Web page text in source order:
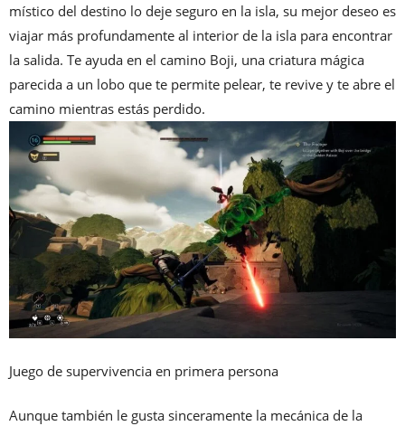
místico del destino lo deje seguro en la isla, su mejor deseo es
viajar más profundamente al interior de la isla para encontrar
la salida. Te ayuda en el camino Boji, una criatura mágica
parecida a un lobo que te permite pelear, te revive y te abre el
camino mientras estás perdido.
Juego de supervivencia en primera persona
Aunque también le gusta sinceramente la mecánica de la